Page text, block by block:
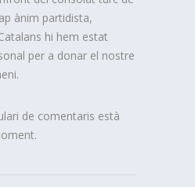
ànim partidista,
hi hem estat
per a donar el nostre
de comentaris està